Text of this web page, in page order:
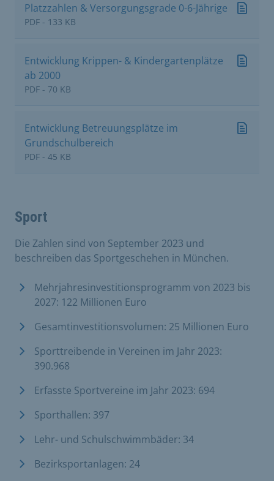
Platzzahlen & Versorgungsgrade 0-6-Jährige
PDF - 133 KB
Entwicklung Krippen- & Kindergartenplätze
ab 2000
PDF - 70 KB
Entwicklung Betreuungsplätze im
Grundschulbereich
PDF - 45 KB
Sport
Die Zahlen sind von September 2023 und
beschreiben das Sportgeschehen in München.
Mehrjahresinvestitionsprogramm von 2023 bis
2027: 122 Millionen Euro
Gesamtinvestitionsvolumen: 25 Millionen Euro
Sporttreibende in Vereinen im Jahr 2023:
390.968
Erfasste Sportvereine im Jahr 2023: 694
Sporthallen: 397
Lehr- und Schulschwimmbäder: 34
Bezirksportanlagen: 24